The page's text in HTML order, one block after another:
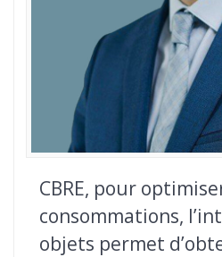
CBRE, pour
consommations,
objets permet